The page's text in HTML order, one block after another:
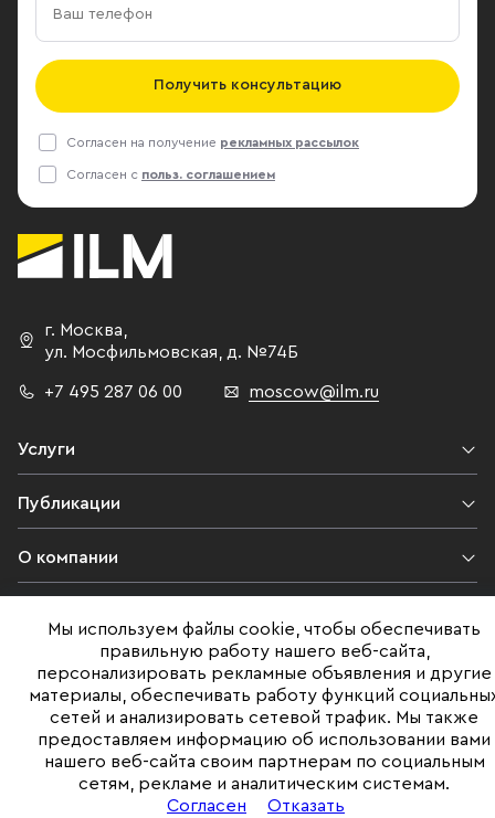
Получить консультацию
Согласен на получение рекламных рассылок
Согласен с польз. соглашением
г. Москва
ул. Мосфильмовская,
д. №74Б
+7 495 287 06 00 moscow@ilm.ru
Услуги
Публикации
О компании
Юридическая информация
©ILM 2009-2026. Все права защищены
Представленная на сайте информация, в т.ч. стоимости объектов,
носит информационный характер
Мы используем файлы cookie, чтобы обеспечивать
правильную работу нашего веб-сайта,
персонализировать рекламные объявления и другие
материалы, обеспечивать работу функций
сетей и анализировать сетевой трафик. Мы также
предоставляем информацию об использовании вами
нашего веб-сайта своим партнерам по социальным
сетям, рекламе и аналитическим системам.
Согласен
Отказать